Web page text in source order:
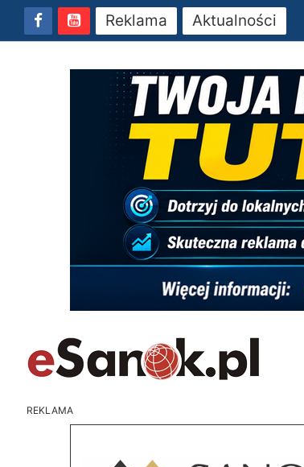
Reklama Aktualności
REKLAMA